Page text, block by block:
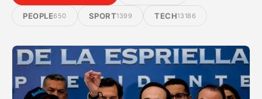
PEOPLE650 SPORT1399 TECH13186